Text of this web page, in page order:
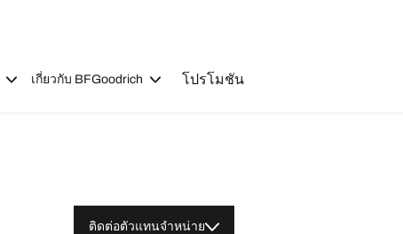
เกี่ยวกับ BFGoodrich โปรโมชัน
ติดต่อตัวแทนจำหน่าย